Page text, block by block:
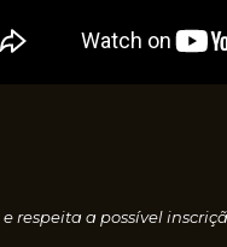
respeita a possível